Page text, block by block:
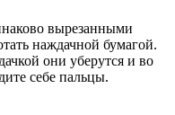
вырезанными
наждачной бумагой.
они уберутся и во
себе пальцы.